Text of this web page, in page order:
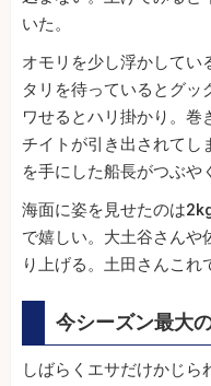
いた。
オモリを少し浮かしてい
タリを待っているとグッ
ワせるとハリ掛かり。巻
チイトが引き出されてし
を手にした船長がつぶや
海面に姿を見せたのは
で嬉しい。大土谷さんや
り上げる。土田さんこれ
今シーズン最大
しばらくエサだけかじ